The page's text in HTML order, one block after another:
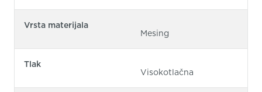
Vrsta materijala
Mesing
Tlak
Visokotlačna